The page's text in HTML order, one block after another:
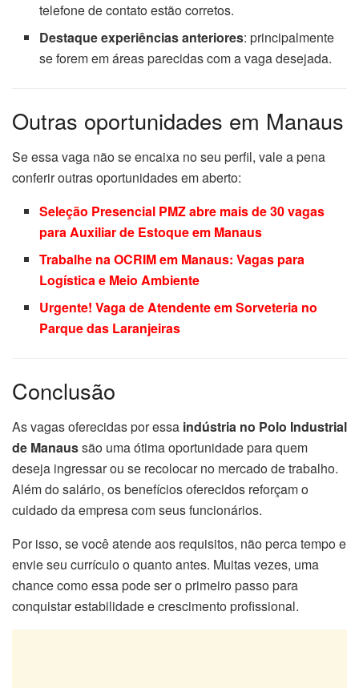
telefone de contato estão corretos.
Destaque experiências anteriores: principalmente
se forem em áreas parecidas com a vaga desejada.
Outras oportunidades em Manaus
Se essa vaga não se encaixa no seu perfil, vale a pena
conferir outras oportunidades em aberto:
Seleção Presencial PMZ abre mais de 30 vagas
para Auxiliar de Estoque em Manaus
Trabalhe na OCRIM em Manaus: Vagas para
Logística e Meio Ambiente
Urgente! Vaga de Atendente em Sorveteria no
Parque das Laranjeiras
Conclusão
As vagas oferecidas por essa indústria no Polo Industrial
de Manaussão uma ótima oportunidade para quem
deseja ingressar ou se recolocar no mercado de trabalho.
Além do salário, os benefícios oferecidos reforçam o
cuidado da empresa com seus funcionários.
Por isso, se você atende aos requisitos, não perca tempo e
envie seu currículo o quanto antes. Muitas vezes, uma
chance como essa pode ser o primeiro passo para
conquistar estabilidade e crescimento profissional.